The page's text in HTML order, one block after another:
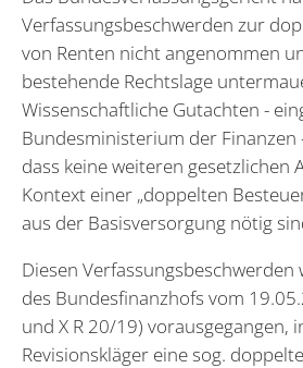
Verfassungsbeschwerden zur
von Renten nicht angenommen
bestehende Rechtslage
Wissenschaftliche Gutachten -
Bundesministerium der Finanzen
dass keine weiteren gesetzlichen
Kontext einer „doppelten
aus der Basisversorgung nötig
Diesen Verfassungsbeschwerden
des Bundesfinanzhofs vom
und X R 20/19) vorausgegangen,
Revisionskläger eine sog.